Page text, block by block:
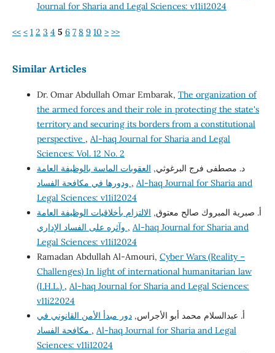
Journal for Sharia and Legal Sciences: v11i12024
<< < 1 2 3 4 5 6 7 8 9 10 > >>
Similar Articles
Dr. Omar Abdullah Omar Embarak, The organization of
the armed forces and their role in protecting the state's
territory and securing its borders from a constitutional
perspective , Al-haq Journal for Sharia and Legal
Sciences: Vol. 12 No. 2
د. مصطفى فرج البرغوثي, العقوبات الماسة بالوظيفة العامة
, Al-haq Journal for Sharia and
Legal Sciences: v11i12024
أ‌. صبرية المبروك صالح معتوق, الالتزام بأخلاقيات الوظيفة العامة
, Al-haq Journal for Sharia and
Legal Sciences: v11i12024
Ramadan Abdullah Al-Amouri, Cyber Wars (Reality –
Challenges) In light of international humanitarian law
(I.H.L.) , Al-haq Journal for Sharia and Legal Sciences:
v11i22024
أ. عبدالسلام محمد أبو الأجراس,دور مبدأ الأمن القانوني في
, Al-haq Journal for Sharia and Legal
Sciences: v11i12024